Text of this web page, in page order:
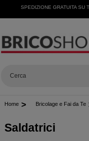
SPEDIZIONE GRATUITA SU
Home Bricolage e Fai da Te
Saldatrici